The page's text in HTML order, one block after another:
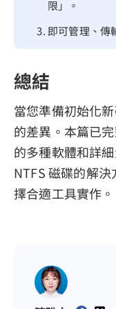
限」。
即可管理、傳
總結
當您準備初始化
的差異。本篇已
的多種軟體和詳
NTFS 磁碟的解
擇合適工具實作。